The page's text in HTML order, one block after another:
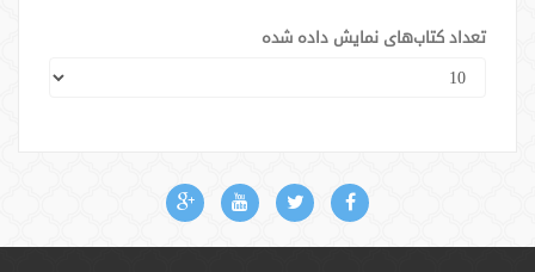
تعداد کتاب‌های نمایش داده شده